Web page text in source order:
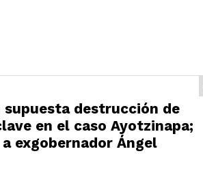
supuesta destrucción de
en el caso Ayotzinapa;
exgobernador Ángel